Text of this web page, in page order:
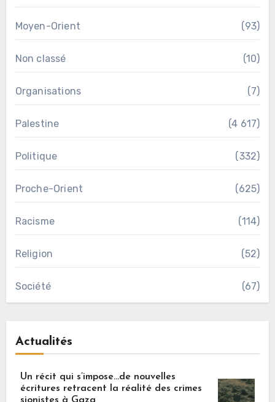
Moyen-Orient (93)
Non classé (10)
Organisations (7)
Palestine (4 617)
Politique (332)
Proche-Orient (625)
Racisme (114)
Religion (52)
Société (67)
Actualités
Un récit qui s’impose…de nouvelles
écritures retracent la réalité des crimes
sionistes à Gaza